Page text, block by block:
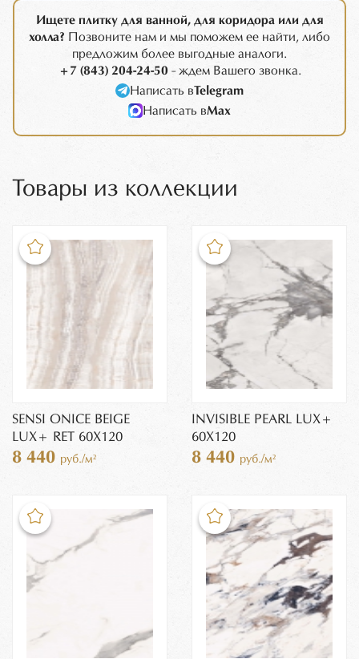
Ищете плитку для ванной, для коридора или для
холла? Позвоните нам и мы поможем ее найти, либо
предложим более выгодные аналоги.
+7 (843) 204-24-50- ждем Вашего звонка.
Написать вTelegram
Написать вMax
Товары из коллекции
SENSI ONICE BEIGE
LUX+ RET 60Х120
8 440 руб./м²
INVISIBLE PEARL LUX+
60X120
8 440 руб./м²